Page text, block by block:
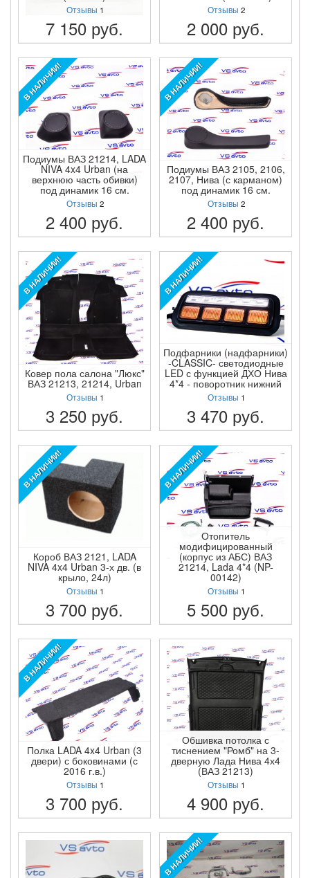
Отзывы 1
7 150 руб.
ПОДРОБНЕЕ
Отзывы 2
2 000 руб.
ПОДРОБНЕЕ
В НАЛИЧИИ!
Подиумы ВАЗ 21214, LADA
NIVA 4x4 Urban (на
верхнюю часть обивки)
под динамик 16 см.
Отзывы 2
2 400 руб.
ПОДРОБНЕЕ
В НАЛИЧИИ!
Подиумы ВАЗ 2105, 2106,
2107, Нива (с карманом)
под динамик 16 см.
Отзывы 2
2 400 руб.
ПОДРОБНЕЕ
В НАЛИЧИИ!
Ковер пола салона "Люкс"
ВАЗ 21213, 21214, Urban
Отзывы 1
3 250 руб.
ПОДРОБНЕЕ
В НАЛИЧИИ!
Подфарники (надфарники)
-CLASSIC- светодиодные
LED с функцией ДХО Нива
4*4 - поворотник нижний
Отзывы 1
3 470 руб.
ПОДРОБНЕЕ
В НАЛИЧИИ!
Короб ВАЗ 2121, LADA
NIVA 4x4 Urban 3-х дв. (в
крыло, 24л)
Отзывы 1
3 700 руб.
ПОДРОБНЕЕ
В НАЛИЧИИ!
Отопитель
модифицированный
(корпус из АБС) ВАЗ
21214, Lada 4*4 (NP-
00142)
Отзывы 1
5 500 руб.
ПОДРОБНЕЕ
В НАЛИЧИИ!
Полка LADA 4x4 Urban (3
двери) с боковинами (с
2016 г.в.)
Отзывы 1
3 700 руб.
ПОДРОБНЕЕ
Обшивка потолка с
тиснением "Ромб" на 3-
дверную Лада Нива 4х4
(ВАЗ 21213)
Отзывы 1
4 900 руб.
ПОДРОБНЕЕ
В НАЛИЧИИ!